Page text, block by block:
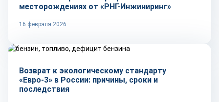
месторождениях от «РНГ-Инжиниринг»
16 февраля 2026
Возврат к экологическому стандарту
«Евро-3» в России: причины, сроки и
последствия